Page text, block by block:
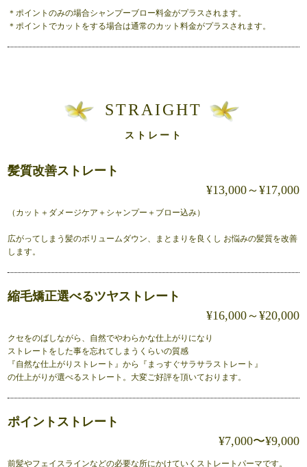
＊ポイントのみの場合シャンプーブロー料金がプラスされます。
＊ポイントでカットをする場合は通常のカット料金がプラスされます。
STRAIGHT
ストレート
髪質改善ストレート
¥13,000～¥17,000
（カット＋ダメージケア＋シャンプー＋ブロー込み）
広がってしまう髪のボリュームダウン、まとまりを良くし お悩みの髪質を改善
します。
縮毛矯正選べるツヤストレート
¥16,000～¥20,000
クセをのばしながら、自然でやわらかな仕上がりになり
ストレートをした事を忘れてしまうくらいの質感
『自然な仕上がりストレート』から『まっすぐサラサラストレート』
の仕上がりが選べるストレート。大変ご好評を頂いております。
ポイントストレート
¥7,000〜¥9,000
前髪やフェイスラインなどの必要な所にかけていくストレートパーマです。